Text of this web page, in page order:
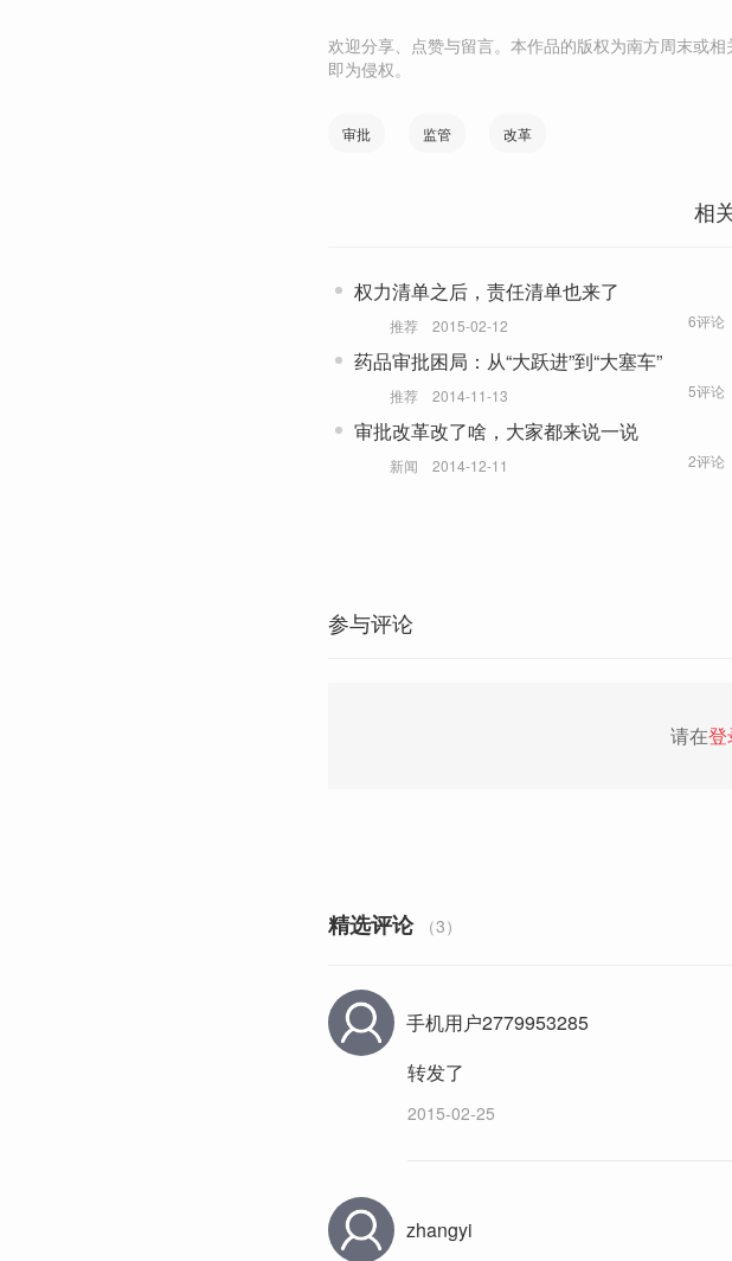
欢迎分享、点赞与留言。本作品的版权为南方周末或
即为侵权。
审批 监管 改革
相
权力清单之后，责任清单也来了
推荐 2015-02-12 6评论
药品审批困局：从“大跃进”到“大塞车”
推荐 2014-11-13 5评论
审批改革改了啥，大家都来说一说
新闻 2014-12-11 2评论
参与评论
请在登
精选评论 （3）
手机用户2779953285
转发了
2015-02-25
zhangyi